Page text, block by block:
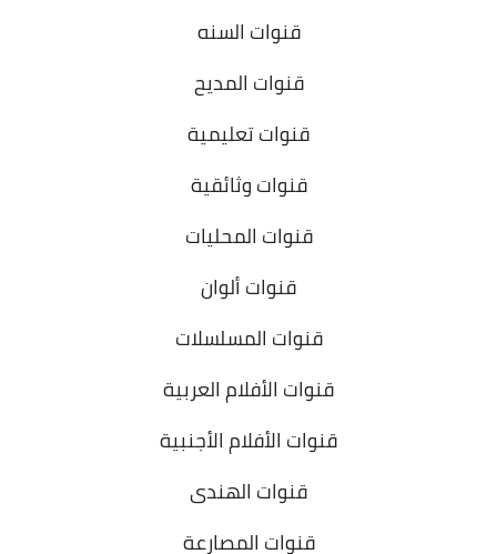
قنوات السنه
قنوات المديح
قنوات تعليمية
قنوات وثائقية
قنوات المحليات
قنوات ألوان
قنوات المسلسلات
قنوات الأفلام العربية
قنوات الأفلام الأجنبية
قنوات الهندى
قنوات المصارعة